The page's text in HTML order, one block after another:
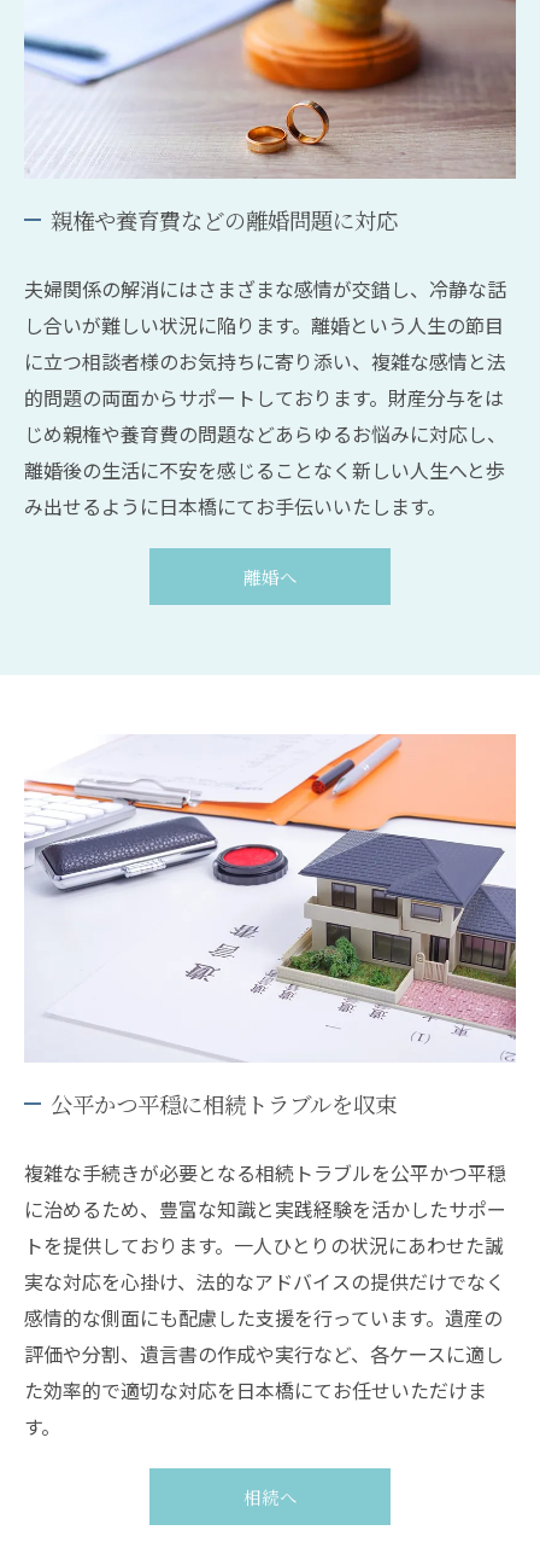
親権や養育費などの離婚問題に対応
夫婦関係の解消にはさまざまな感情が交錯し、冷静な話
し合いが難しい状況に陥ります。離婚という人生の節目
に立つ相談者様のお気持ちに寄り添い、複雑な感情と法
的問題の両面からサポートしております。財産分与をは
じめ親権や養育費の問題などあらゆるお悩みに対応し、
離婚後の生活に不安を感じることなく新しい人生へと歩
み出せるように日本橋にてお手伝いいたします。
離婚へ
公平かつ平穏に相続トラブルを収束
複雑な手続きが必要となる相続トラブルを公平かつ平穏
に治めるため、豊富な知識と実践経験を活かしたサポー
トを提供しております。一人ひとりの状況にあわせた誠
実な対応を心掛け、法的なアドバイスの提供だけでなく
感情的な側面にも配慮した支援を行っています。遺産の
評価や分割、遺言書の作成や実行など、各ケースに適し
た効率的で適切な対応を日本橋にてお任せいただけま
す。
相続へ